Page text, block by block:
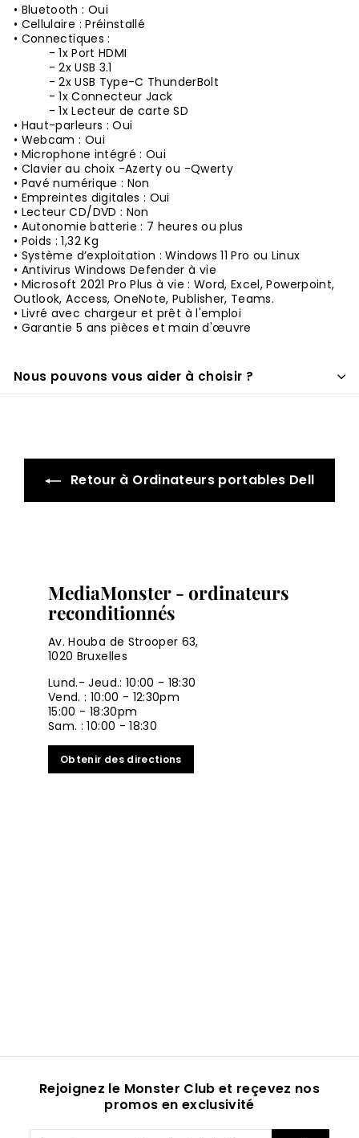
• Bluetooth : Oui
• Cellulaire : Préinstallé
• Connectiques :
- 1x Port HDMI
- 2x USB 3.1
- 2x USB Type-C ThunderBolt
- 1x Connecteur Jack
- 1x Lecteur de carte SD
• Haut-parleurs : Oui
• Webcam : Oui
• Microphone intégré : Oui
• Clavier au choix -Azerty ou -Qwerty
• Pavé numérique : Non
• Empreintes digitales : Oui
• Lecteur CD/DVD : Non
• Autonomie batterie : 7 heures ou plus
• Poids : 1,32 Kg
• Système d’exploitation : Windows 11 Pro ou Linux
• Antivirus Windows Defender à vie
• Microsoft 2021 Pro Plus à vie : Word, Excel, Powerpoint,
Outlook, Access, OneNote, Publisher, Teams.
• Livré avec chargeur et prêt à l'emploi
• Garantie 5 ans pièces et main d'œuvre
Nous pouvons vous aider à choisir ?
Retour à Ordinateurs portables Dell
MediaMonster - ordinateurs
reconditionnés
Av. Houba de Strooper 63,
1020 Bruxelles
Lund.- Jeud.: 10:00 - 18:30
Vend. : 10:00 - 12:30pm
15:00 - 18:30pm
Sam. : 10:00 - 18:30
Obtenir des directions
Rejoignez le Monster Club et reçevez nos
promos en exclusivité